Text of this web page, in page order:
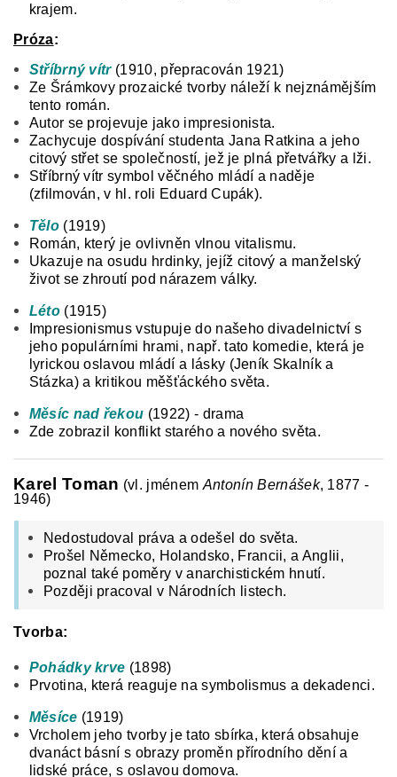
krajem.
Próza:
Stříbrný vítr(1910, přepracován 1921)
Ze Šrámkovy prozaické tvorby náleží k nejznámějším
tento román.
Autor se projevuje jako impresionista.
Zachycuje dospívání studenta Jana Ratkina a jeho
citový střet se společností, jež je plná přetvářky a lži.
Stříbrný vítr symbol věčného mládí a naděje
(zfilmován, v hl. roli Eduard Cupák).
Tělo(1919)
Román, který je ovlivněn vlnou vitalismu.
Ukazuje na osudu hrdinky, jejíž citový a manželský
život se zhroutí pod nárazem války.
Léto (1915)
Impresionismus vstupuje do našeho divadelnictví s
jeho populárními hrami, např. tato komedie, která je
lyrickou oslavou mládí a lásky (Jeník Skalník a
Stázka) a kritikou měšťáckého světa.
Měsíc nad řekou (1922) - drama
Zde zobrazil konflikt starého a nového světa.
Karel Toman (vl. jménem Antonín Bernášek, 1877 -
1946)
Nedostudoval práva a odešel do světa.
Prošel Německo, Holandsko, Francii, a Anglii,
poznal také poměry v anarchistickém hnutí.
Později pracoval v Národních listech.
Tvorba:
Pohádky krve (1898)
Prvotina, která reaguje na symbolismus a dekadenci.
Měsíce (1919)
Vrcholem jeho tvorby je tato sbírka, která obsahuje
dvanáct básní s obrazy proměn přírodního dění a
lidské práce, s oslavou domova.